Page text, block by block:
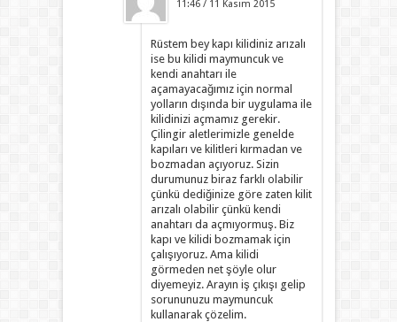
11:46 / 11 Kasım 2015
Rüstem bey kapı kilidiniz arızalı
ise bu kilidi maymuncuk ve
kendi anahtarı ile
açamayacağımız için normal
yolların dışında bir uygulama ile
kilidinizi açmamız gerekir.
Çilingir aletlerimizle genelde
kapıları ve kilitleri kırmadan ve
bozmadan açıyoruz. Sizin
durumunuz biraz farklı olabilir
çünkü dediğinize göre zaten kilit
arızalı olabilir çünkü kendi
anahtarı da açmıyormuş. Biz
kapı ve kilidi bozmamak için
çalışıyoruz. Ama kilidi
görmeden net şöyle olur
diyemeyiz. Arayın iş çıkışı gelip
sorununuzu maymuncuk
kullanarak çözelim.